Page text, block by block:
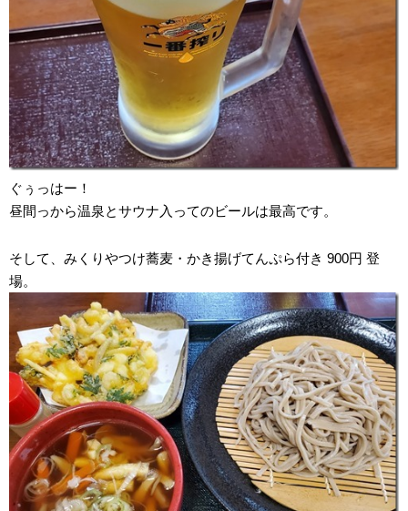
ぐぅっはー！
昼間っから温泉とサウナ入ってのビールは最高です。
そして、みくりやつけ蕎麦・かき揚げてんぷら付き 900円 登
場。